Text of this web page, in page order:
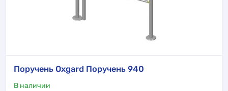
Поручень Oxgard Поручень 940
В наличии